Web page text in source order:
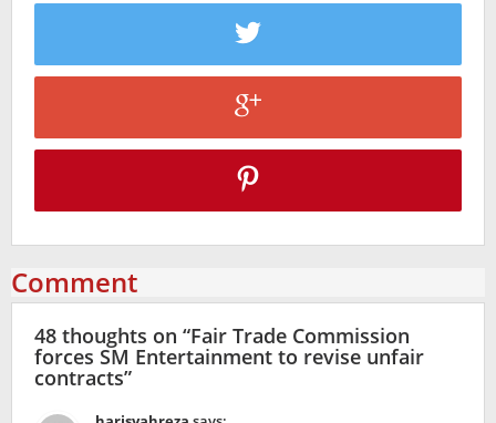
Comment
48 thoughts on “Fair Trade Commission
forces SM Entertainment to revise unfair
contracts”